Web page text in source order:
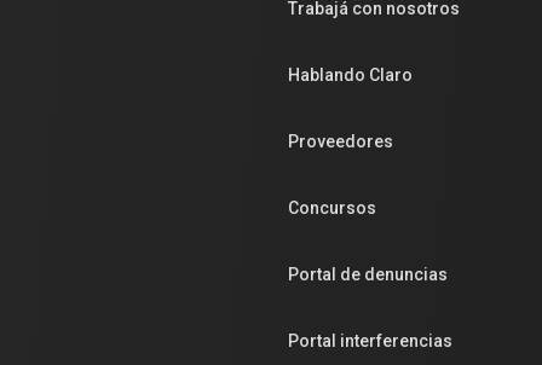
Trabajá con nosotros
Hablando Claro
Proveedores
Concursos
Portal de denuncias
Portal interferencias